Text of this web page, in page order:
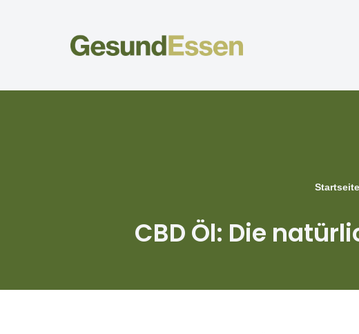
Startseite
CBD Öl: Die